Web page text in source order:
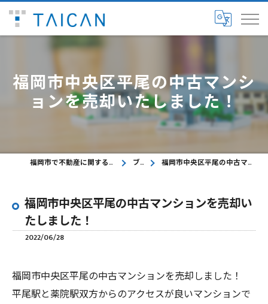
福岡市中央区平尾の中古マンシ
ョンを売却いたしました！
福岡市で不動産に関するご相談ならTAICAN株式会社 ブログ 福岡市中央区平尾の中古マンションを売却いたしました！
福岡市中央区平尾の中古マンションを売却い
たしました！
2022/06/28
福岡市中央区平尾の中古マンションを売却しました！
平尾駅と薬院駅双方からのアクセスが良いマンションで